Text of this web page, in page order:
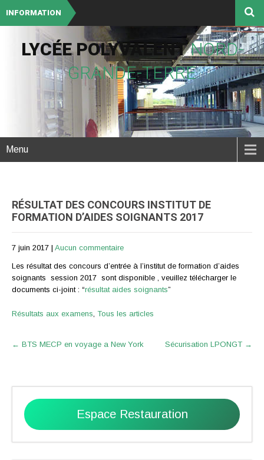
INFORMATION
LYCÉE POLYVALENTNORD-
GRANDE-TERRE
Menu
RÉSULTAT DES CONCOURS INSTITUT DE
FORMATION D’AIDES SOIGNANTS 2017
7 juin 2017 | Aucun commentaire
Les résultat des concours d’entrée à l’institut de formation d’aides
soignants session 2017 sont disponible , veuillez télécharger le
documents ci-joint : “résultat aides soignants”
Résultats aux examens, Tous les articles
Post
← BTS MECP en voyage a New York Sécurisation LPONGT →
Espace Restauration